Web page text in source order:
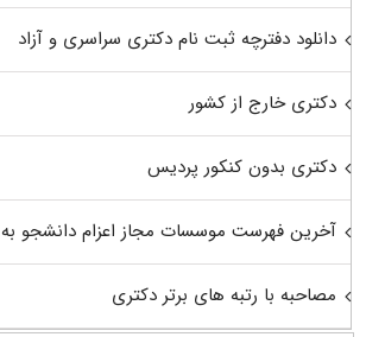
دانلود دفترچه ثبت نام دکتری سراسری و آزاد
دکتری خارج از کشور
دکتری بدون کنکور پردیس
آخرین فهرست موسسات مجاز اعزام دانشجو
مصاحبه با رتبه های برتر دکتری